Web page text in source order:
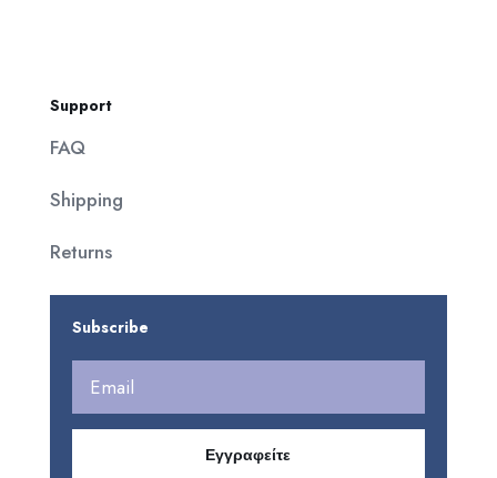
Support
FAQ
Shipping
Returns
Subscribe
Εγγραφείτε